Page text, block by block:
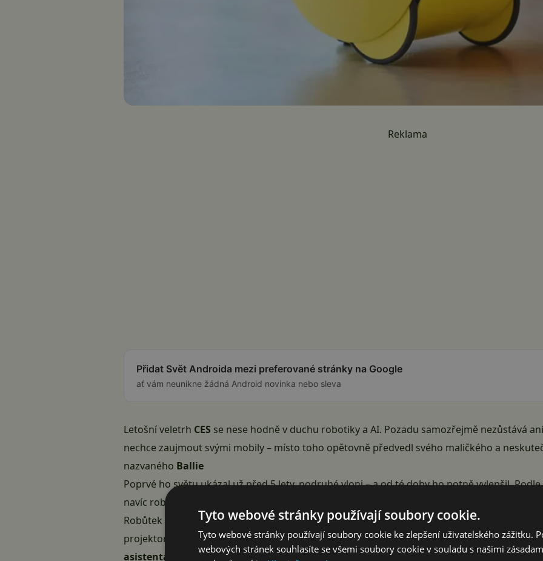
Reklama
Přidat Svět Androida mezi preferované stránky na Google
ať vám neunikne žádná Android novinka nebo sleva
Letošní veletrh CES se nese hodně v duchu robotiky a AI. Pozadu samozřejmě nezůstává ani
nechce zaujmout svými mobily – místo toho opětovně předvedl svého maličkého a
nazvaného Ballie
Poprvé ho světu ukázal už před 5 lety, podruhé vloni – a od té doby ho notně vylepšil.
navíc robot Ballie měl
Robůtek od Samsungu leckomu připomíná míč. Nesnaží se vypadat jako humanoidní
projektorem, s jehož pomocí dokáže reagovat a odpovídat. Uvnitř něj se ukrýváumělá
asistenta
, který z mobilu nebo počítače vkročil do reálného světa.
Tyto webové stránky používají soubory cookie.
Tyto webové stránky používají soubory cookie ke zlepšení uživatelského zážitku.
webových stránek souhlasíte se všemi soubory cookie v souladu s našimi